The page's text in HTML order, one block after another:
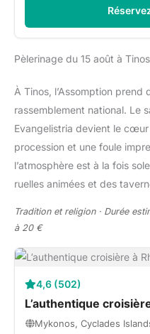
Pèlerinage du 15 août à
À Tinos, l’Assomption prend
rassemblement national. Le
Evangelistria devient le
procession et une foule
l’atmosphère est à la fois
ruelles animées et des
Tradition et religion · Durée
à 20 €
4,6 (502)
L’authentique
Mykonos, Cyclades